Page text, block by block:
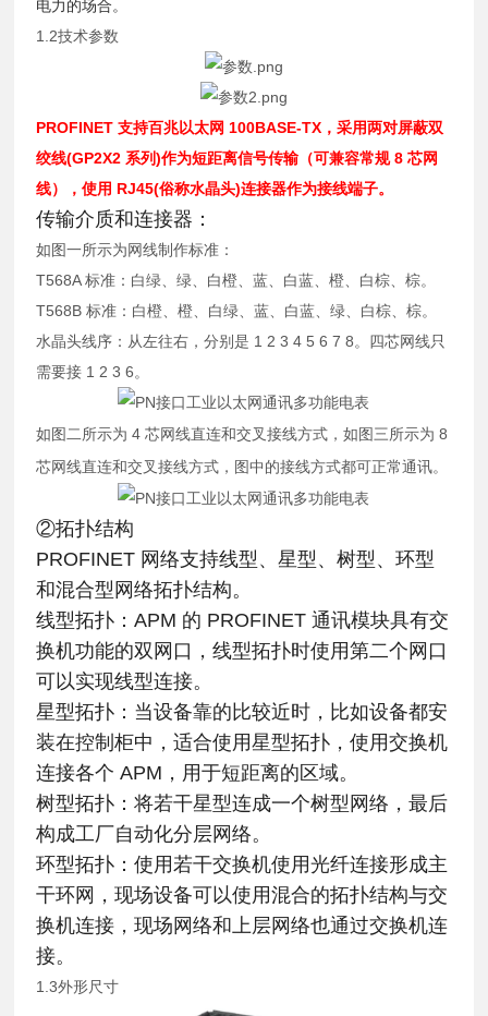
电力的场合。
1.2技术参数
PROFINET 支持百兆以太网 100BASE-TX，采用两对屏蔽双
绞线(GP2X2 系列)作为短距离信号传输（可兼容常规 8 芯网
线），使用 RJ45(俗称水晶头)连接器作为接线端子。
传输介质和连接器：
如图一所示为网线制作标准：
T568A 标准：白绿、绿、白橙、蓝、白蓝、橙、白棕、棕。
T568B 标准：白橙、橙、白绿、蓝、白蓝、绿、白棕、棕。
水晶头线序：从左往右，分别是 1 2 3 4 5 6 7 8。四芯网线只
需要接 1 2 3 6。
如图二所示为 4 芯网线直连和交叉接线方式，如图三所示为 8
芯网线直连和交叉接线方式，图中的接线方式都可正常通讯。
②拓扑结构
PROFINET 网络支持线型、星型、树型、环型
和混合型网络拓扑结构。
线型拓扑：APM 的 PROFINET 通讯模块具有交
换机功能的双网口，线型拓扑时使用第二个网口
可以实现线型连接。
星型拓扑：当设备靠的比较近时，比如设备都安
装在控制柜中，适合使用星型拓扑，使用交换机
连接各个 APM，用于短距离的区域。
树型拓扑：将若干星型连成一个树型网络，最后
构成工厂自动化分层网络。
环型拓扑：使用若干交换机使用光纤连接形成主
干环网，现场设备可以使用混合的拓扑结构与交
换机连接，现场网络和上层网络也通过交换机连
接。
1.3外形尺寸